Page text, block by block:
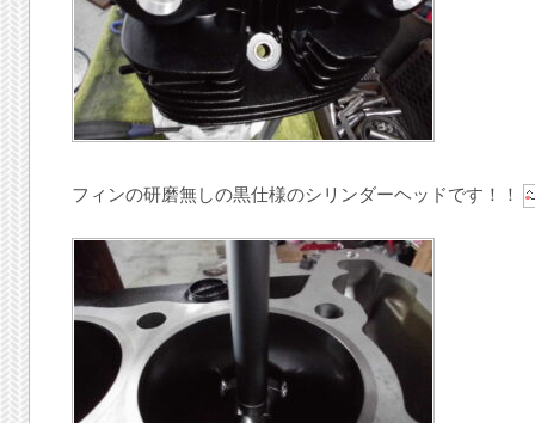
フィンの研磨無しの黒仕様のシリンダーヘッドです！！